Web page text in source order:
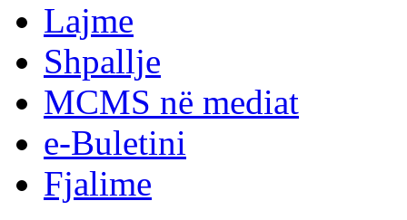
Lajme
Shpallje
MCMS në mediat
e-Buletini
Fjalime